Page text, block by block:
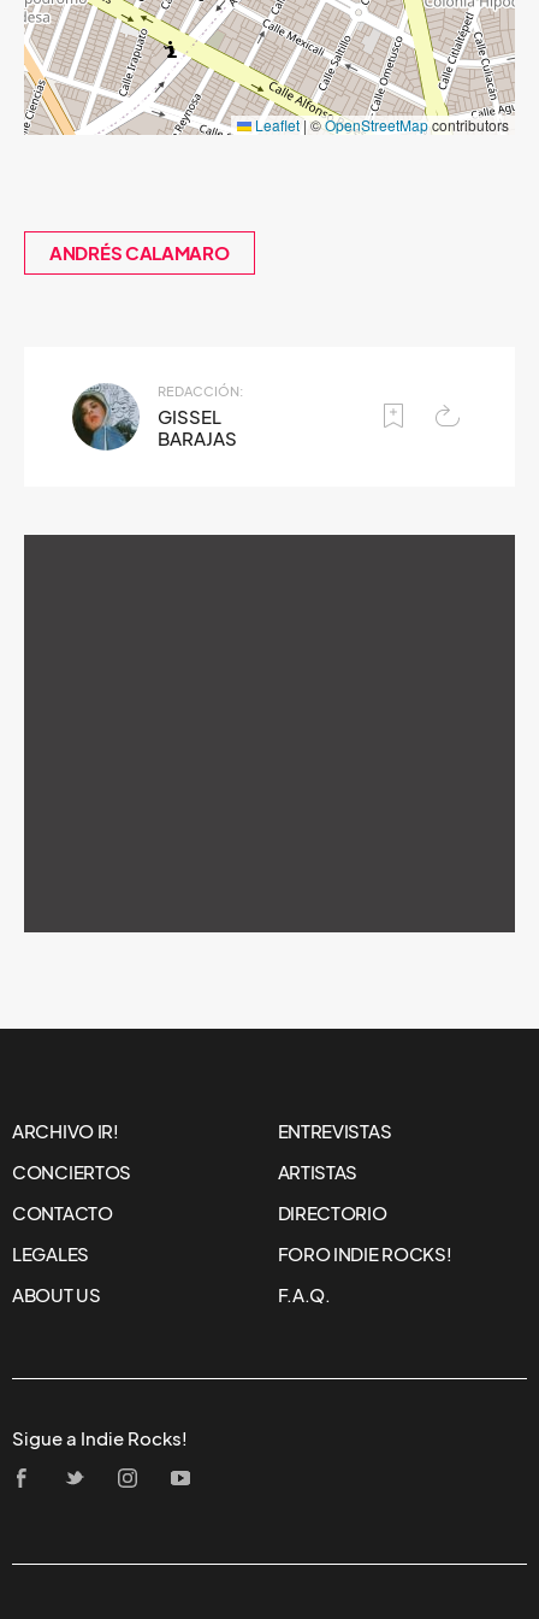
Leaflet| ©OpenStreetMapcontributors
ANDRÉS CALAMARO
REDACCIÓN:
GISSEL
BARAJAS
ARCHIVO IR!
ENTREVISTAS
CONCIERTOS
ARTISTAS
CONTACTO
DIRECTORIO
LEGALES
FORO INDIE ROCKS!
ABOUT US
F.A.Q.
Sigue a Indie Rocks!